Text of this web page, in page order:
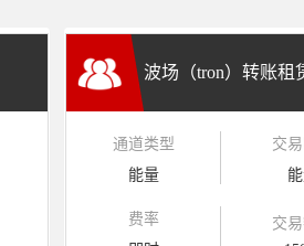
波场（tron）转账租
通道类型
能量
交
费率
交